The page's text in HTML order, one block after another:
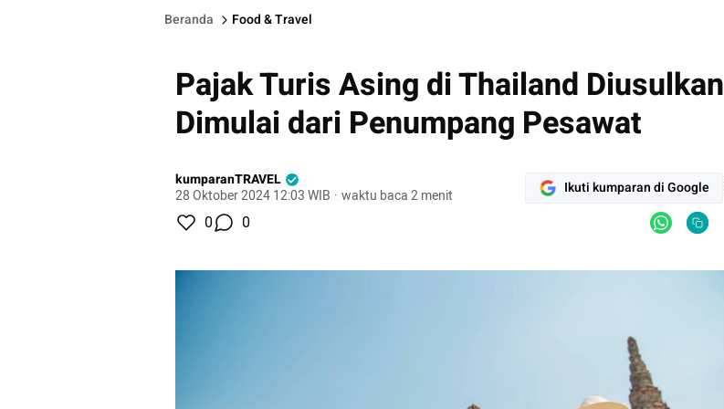
Beranda Food & Travel
Pajak Turis Asing di Thailand Diusulkan
Dimulai dari Penumpang Pesawat
kumparanTRAVEL
28 Oktober 2024 12:03 WIB · waktu baca 2 menit Ikuti kumparan di Google
0 0